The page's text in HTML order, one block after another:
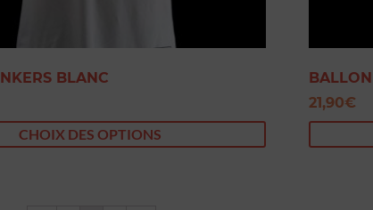
BLANC
CHOIX DES OPTIONS
21,90€